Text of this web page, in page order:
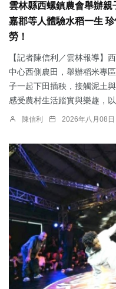
雲林縣西螺鎮農會舉辦
嘉郡等人體驗水稻一生
勞！
【記者陳信利／雲林報導】
中心西側農田，舉辦稻米專
子一起下田插秧，接觸泥土
感受農村生活踏實與樂趣，以
陳信利 2026年八月08日